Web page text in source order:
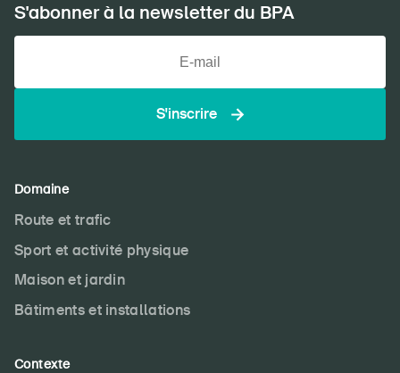
S'abonner à la newsletter du BPA
S'inscrire
Domaine
Route et trafic
Sport et activité physique
Maison et jardin
Bâtiments et installations
Contexte